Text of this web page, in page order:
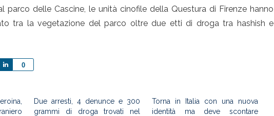
parco delle Cascine, le unità cinofile della Questura di Firenze hanno
tra la vegetazione del parco oltre due etti di droga tra hashish e
0
Share
Due arresti, 4 denunce e 300
grammi di droga trovati nel
Torna in Italia con una nuova
identità ma deve scontare